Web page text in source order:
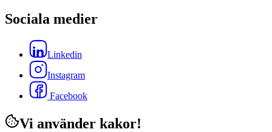
Sociala medier
Linkedin
Instagram
Facebook
Vi använder kakor!